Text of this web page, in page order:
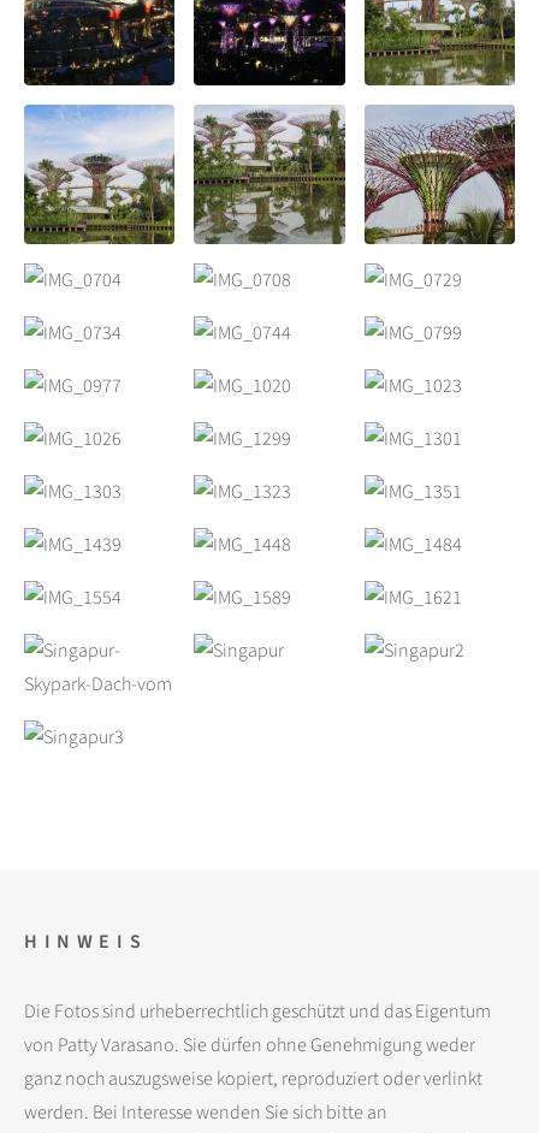
HINWEIS
Die Fotos sind urheberrechtlich geschützt und das Eigentum
von Patty Varasano. Sie dürfen ohne Genehmigung weder
ganz noch auszugsweise kopiert, reproduziert oder verlinkt
werden. Bei Interesse wenden Sie sich bitte an